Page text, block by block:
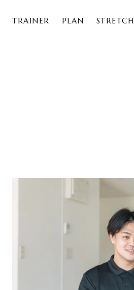
TRAINER PLAN STRETCH